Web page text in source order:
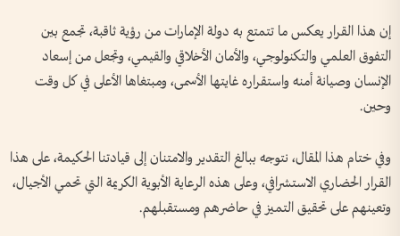
إن هذا القرار يعكس ما تتمتع به دولة الإمارات من رؤية ثاقبة، تجمع بين
التفوق العلمي والتكنولوجي، والأمان الأخلاقي والقيمي، وتجعل من إسعاد
الإنسان وصيانة أمنه واستقراره غايتها الأسمى، ومبتغاها الأعلى في كل وقت
وحين.
وفي ختام هذا المقال، نتوجه ببالغ التقدير والامتنان إلى قيادتنا الحكيمة، على هذا
القرار الحضاري الاستشرافي، وعلى هذه الرعاية الأبوية الكريمة التي تحمي الأجيال،
وتعينهم على تحقيق التميز في حاضرهم ومستقبلهم.